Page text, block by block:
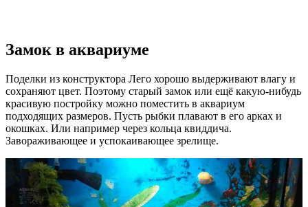
Замок в аквариуме
Поделки из конструктора Лего хорошо выдерживают влагу и
сохраняют цвет. Поэтому старый замок или ещё какую-нибудь
красивую постройку можно поместить в аквариум
подходящих размеров. Пусть рыбки плавают в его арках и
окошках. Или например через кольца квиддича.
Завораживающее и успокаивающее зрелище.